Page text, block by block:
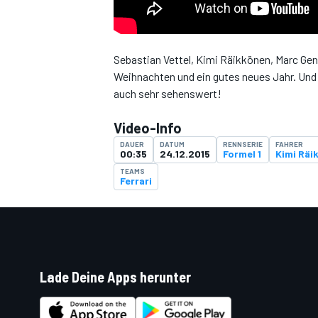
DTM
Sebastian Vettel, Kimi Räikkönen, Marc
Weihnachten und ein gutes neues Jahr.
auch sehr sehenswert!
Video-Info
DAUER
00:35
DATUM
24.12.2015
RENNSERIE
Formel 1
FAHRER
Kimi
TEAMS
Ferrari
Lade Deine Apps herunter